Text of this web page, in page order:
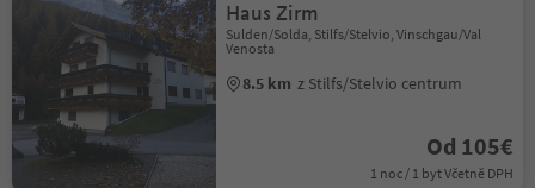
Haus Zirm
Sulden/Solda, Stilfs/Stelvio, Vinschgau/Val
Venosta
8.5 km z Stilfs/Stelvio centrum
Od 105€
1 noc / 1 byt Včetně DPH